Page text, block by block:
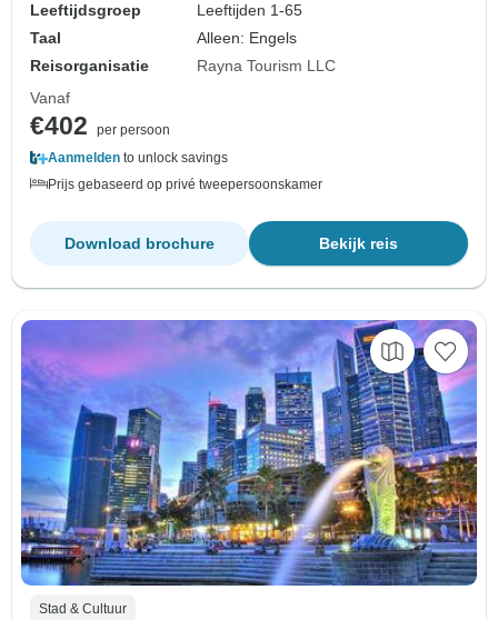
Leeftijdsgroep
Leeftijden 1-65
Taal
Alleen: Engels
Reisorganisatie
Rayna Tourism LLC
Vanaf
€402
per persoon
Aanmelden to unlock savings
Prijs gebaseerd op privé tweepersoonskamer
Bekijk reis
Download brochure
Stad & Cultuur